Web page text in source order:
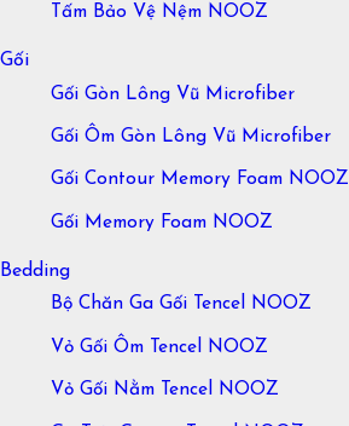
Tấm Bảo Vệ Nệm NOOZ
Gối
Gối Gòn Lông Vũ Microfiber
Gối Ôm Gòn Lông Vũ Microfiber
Gối Contour Memory Foam NOOZ
Gối Memory Foam NOOZ
Bedding
Bộ Chăn Ga Gối Tencel NOOZ
Vỏ Gối Ôm Tencel NOOZ
Vỏ Gối Nằm Tencel NOOZ